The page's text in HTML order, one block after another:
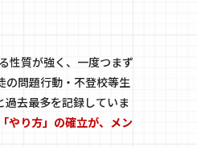
性質が強く、一度つまず
の問題行動・不登校等生
去最多を記録していま
やり方」の確立が、メン